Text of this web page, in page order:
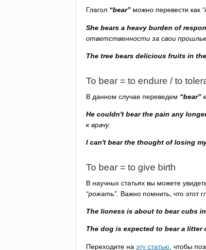
Глагол “bear” можно перевести как
She bears a heavy burden of
ответственности за свои
The tree bears delicious fruits in the
To bear = to endure /to
В данном случае переведем “bear”
He couldn't bear the pain any
к врачу.
I can't bear the thought of losing
To bear = to give birth
В научных статьях вы можете
“рожать” . Важно помнить, что этот
The lioness is about to bear cubs in
The dog is expected to bear a litter
Переходите на эту статью , чтобы